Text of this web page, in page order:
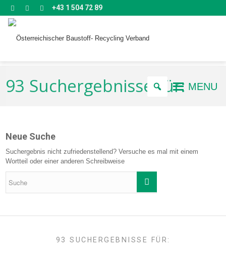
+43 1 504 72 89
MENU
93 Suchergebnisse für:
Neue Suche
Suchergebnis nicht zufriedenstellend? Versuche es mal mit einem
Wortteil oder einer anderen Schreibweise
93 SUCHERGEBNISSE FÜR: